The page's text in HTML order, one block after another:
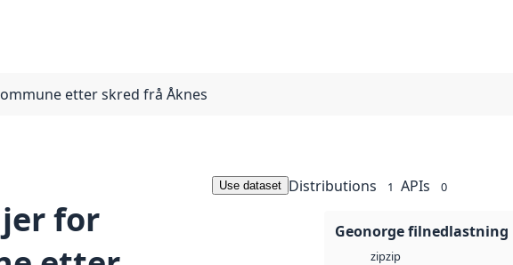
etter skred frå Åknes
for
Use dataset Distributions 1 APIs 0
Geonorge filnedlastning
zipzip